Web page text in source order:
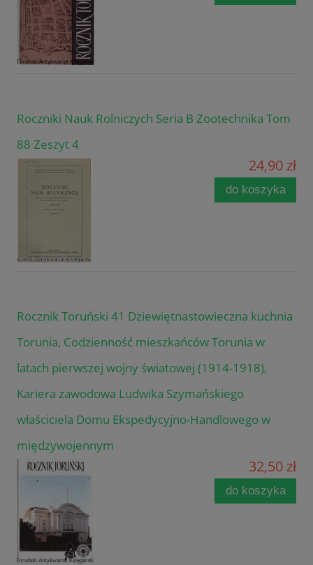
Roczniki Nauk Rolniczych Seria B Zootechnika Tom
88 Zeszyt 4
24,90 zł
do koszyka
Rocznik Toruński 41 Dziewiętnastowieczna kuchnia
Torunia, Codzienność mieszkańców Torunia w
latach pierwszej wojny światowej (1914-1918),
Kariera zawodowa Ludwika Szymańskiego
właściciela Domu Ekspedycyjno-Handlowego w
międzywojennym
32,50 zł
do koszyka